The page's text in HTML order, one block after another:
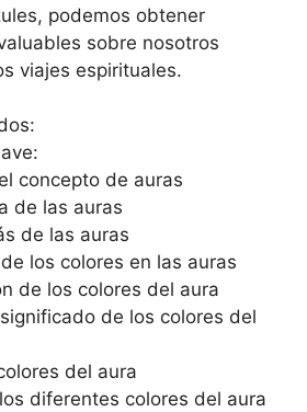
podemos obtener
sobre nosotros
viajes espirituales.
concepto de auras
de las auras
de las auras
los colores en las auras
de los colores del aura
de los colores del
del aura
diferentes colores del aura